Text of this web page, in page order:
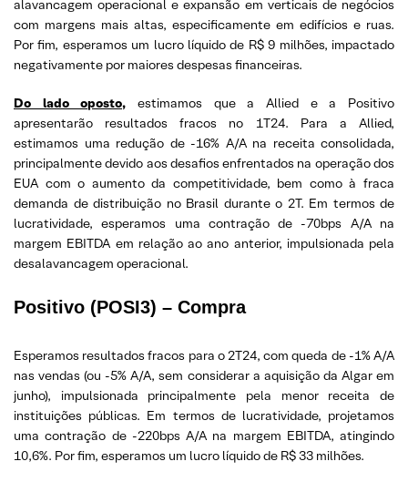
alavancagem operacional e expansão em verticais de negócios
com margens mais altas, especificamente em edifícios e ruas.
Por fim, esperamos um lucro líquido de R$ 9 milhões, impactado
negativamente por maiores despesas financeiras.
Do lado oposto, estimamos que a Allied e a Positivo
apresentarão resultados fracos no 1T24. Para a Allied,
estimamos uma redução de -16% A/A na receita consolidada,
principalmente devido aos desafios enfrentados na operação dos
EUA com o aumento da competitividade, bem como à fraca
demanda de distribuição no Brasil durante o 2T. Em termos de
lucratividade, esperamos uma contração de -70bps A/A na
margem EBITDA em relação ao ano anterior, impulsionada pela
desalavancagem operacional.
Positivo (POSI3) – Compra
Esperamos resultados fracos para o 2T24, com queda de -1% A/A
nas vendas (ou -5% A/A, sem considerar a aquisição da Algar em
junho), impulsionada principalmente pela menor receita de
instituições públicas. Em termos de lucratividade, projetamos
uma contração de -220bps A/A na margem EBITDA, atingindo
10,6%. Por fim, esperamos um lucro líquido de R$ 33 milhões.